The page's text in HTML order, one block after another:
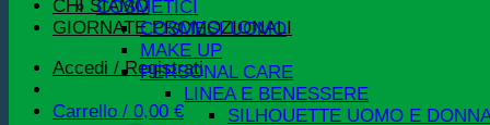
CHI SIAMO
GIORNATE PROMOZIONALI
Accedi / Registrati
Carrello / 0,00 €
COSMETICI
COSMESI UOMO
MAKE UP
PERSONAL CARE
LINEA E BENESSERE
SILHOUETTE UOMO E